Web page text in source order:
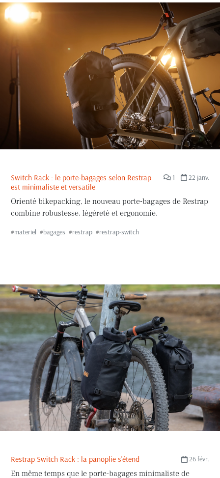
1 22 janv.
Switch Rack : le porte-bagages selon Restrap
est minimaliste et versatile
Orienté bikepacking, le nouveau porte-bagages de Restrap
combine robustesse, légèreté et ergonomie.
#materiel #bagages #restrap #restrap-switch
26 févr.
Restrap Switch Rack : la panoplie s'étend
En même temps que le porte-bagages minimaliste de